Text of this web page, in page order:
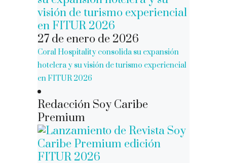
27 de enero de 2026
Coral Hospitality consolida su expansión
hotelera y su visión de turismo experiencial
en FITUR 2026
Redacción Soy Caribe
Premium